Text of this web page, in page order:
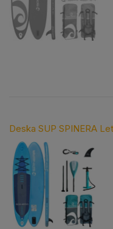
Deska SUP SPINERA